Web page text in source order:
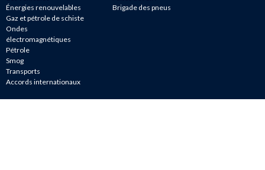
Énergies renouvelables
Gaz et pétrole de schiste
Ondes
électromagnétiques
Pétrole
Smog
Transports
Accords internationaux
Brigade des pneus